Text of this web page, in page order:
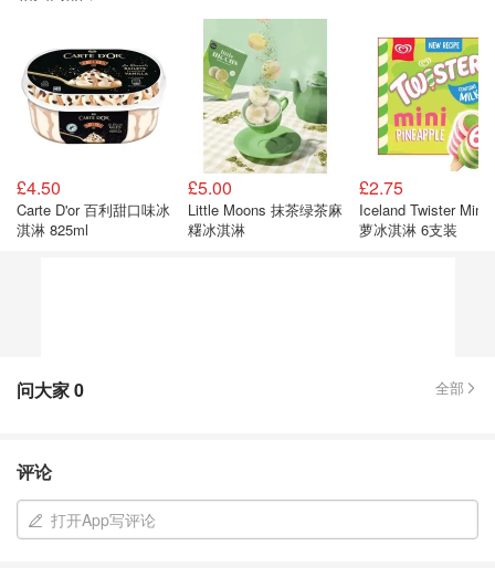
£4.50
Carte D'or 百利甜口味冰
淇淋 825ml
£5.00
Little Moons 抹茶绿茶麻
糬冰淇淋
£2.75
Iceland Twister Mini
萝冰淇淋 6支装
问大家0 全部
评论
打开App写评论